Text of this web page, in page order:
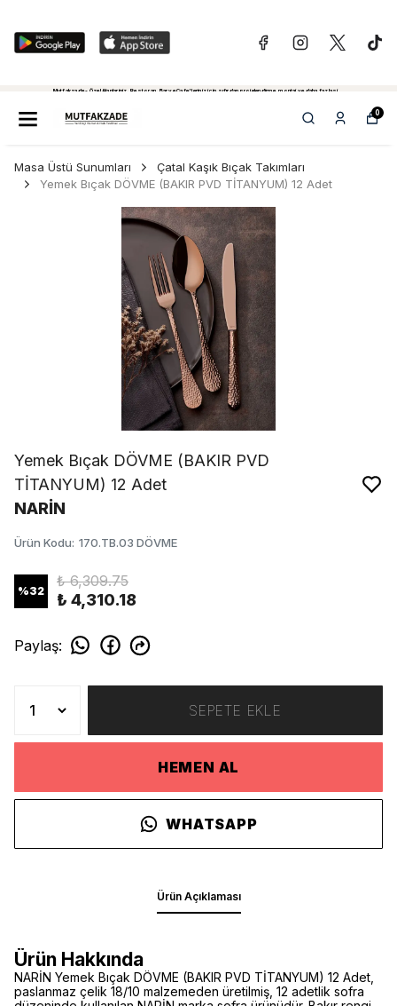
Mutfakzade - Özel Alanlariniz, Restoran, Bar ve Cafe'leriniz için sıfırdan projelendirme, montaj ve daha fazlasi...
0
Masa Üstü Sunumları
Çatal Kaşık Bıçak Takımları
Yemek Bıçak DÖVME (BAKIR PVD TİTANYUM) 12 Adet
Yemek Bıçak DÖVME (BAKIR PVD
TİTANYUM) 12 Adet
NARİN
Ürün Kodu: 170.TB.03 DÖVME
%32
₺ 6,309.75
₺ 4,310.18
Paylaş:
SEPETE EKLE
HEMEN AL
WHATSAPP
Ürün Açıklaması
Ürün Hakkında
NARİN Yemek Bıçak DÖVME (BAKIR PVD TİTANYUM) 12 Adet,
paslanmaz çelik 18/10 malzemeden üretilmiş, 12 adetlik sofra